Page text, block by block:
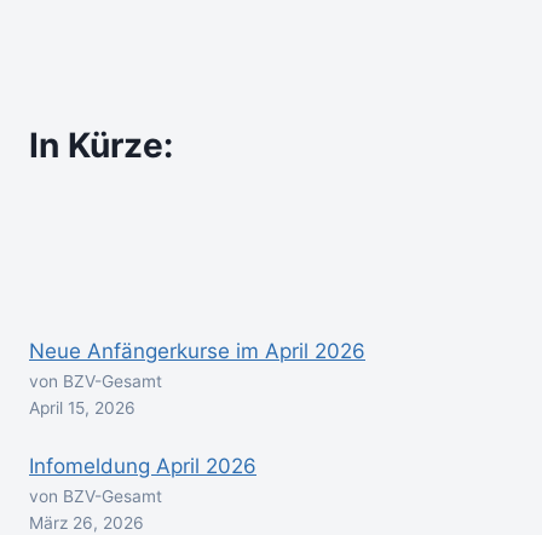
In Kürze:
Neue Anfängerkurse im April 2026
von BZV-Gesamt
April 15, 2026
Infomeldung April 2026
von BZV-Gesamt
März 26, 2026